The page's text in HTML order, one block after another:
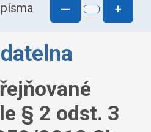
— +
§ 2 odst. 3